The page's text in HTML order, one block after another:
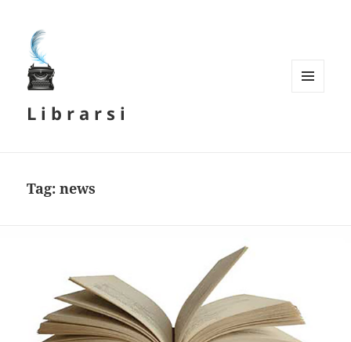
L i b r a r s i
Tag:news